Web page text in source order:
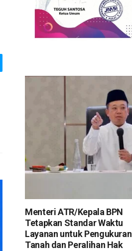
Menteri ATR/Kepala BPN
Tetapkan Standar Waktu
Layanan untuk Pengukuran
Tanah dan Peralihan Hak